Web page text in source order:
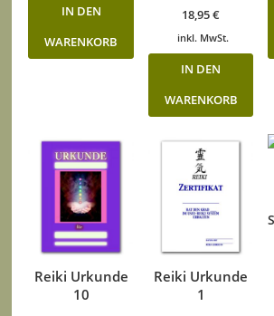
IN DEN
WARENKORB
18,95€
inkl. MwSt.
IN DEN
WARENKORB
Reiki Urkunde
10
Reiki Urkunde
1